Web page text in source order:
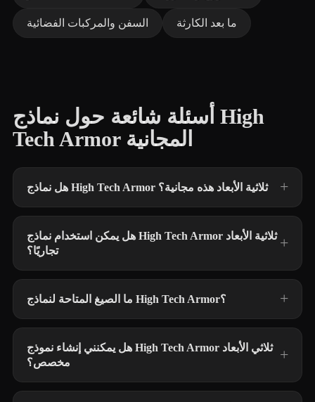
السفن والمركبات الفضائية ما بعد الكارثة
أسئلة شائعة حول نماذج High
Tech Armor المجانية
هل نماذج High Tech Armor ثلاثية الأبعاد هذه مجانية؟
هل يمكن استخدام نماذج High Tech Armor ثلاثية الأبعاد
تجاريًا؟
ما الصيغ المتاحة لنماذج High Tech Armor؟
هل يمكنني إنشاء نموذج High Tech Armor ثلاثي الأبعاد
مخصص؟